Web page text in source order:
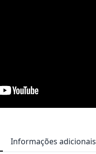
Informações adicionais